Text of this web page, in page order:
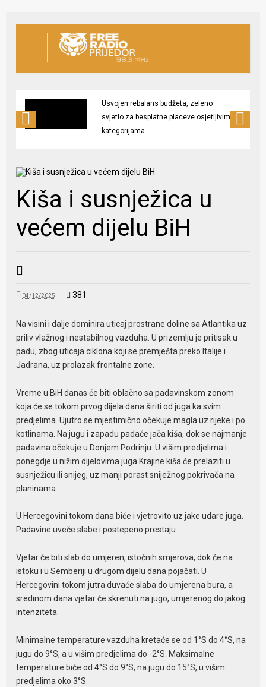
Usvojen rebalans budžeta, zeleno
svjetlo za besplatne placeve osjetljivim
kategorijama
Kiša i susnježica u
većem dijelu BiH
04/12/2025 381
Na visini i dalje dominira uticaj prostrane doline sa Atlantika uz
priliv vlažnog i nestabilnog vazduha. U prizemlju je pritisak u
padu, zbog uticaja ciklona koji se premješta preko Italije i
Jadrana, uz prolazak frontalne zone.
Vreme u BiH danas će biti oblačno sa padavinskom zonom
koja će se tokom prvog dijela dana širiti od juga ka svim
predjelima. Ujutro se mjestimično očekuje magla uz rijeke i po
kotlinama. Na jugu i zapadu padaće jača kiša, dok se najmanje
padavina očekuje u Donjem Podrinju. U višim predjelima i
ponegdje u nižim dijelovima juga Krajine kiša će prelaziti u
susnježicu ili snijeg, uz manji porast sniježnog pokrivača na
planinama.
U Hercegovini tokom dana biće i vjetrovito uz jake udare juga.
Padavine uveče slabe i postepeno prestaju.
Vjetar će biti slab do umjeren, istočnih smjerova, dok će na
istoku i u Semberiji u drugom dijelu dana pojačati. U
Hercegovini tokom jutra duvaće slaba do umjerena bura, a
sredinom dana vjetar će skrenuti na jugo, umjerenog do jakog
intenziteta.
Minimalne temperature vazduha kretaće se od 1°S do 4°S, na
jugu do 9°S, a u višim predjelima do -2°S. Maksimalne
temperature biće od 4°S do 9°S, na jugu do 15°S, u višim
predjelima oko 3°S.